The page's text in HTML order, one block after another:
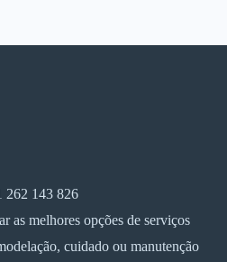
262 143 826
as melhores opções de serviços
cuidado ou manutenção